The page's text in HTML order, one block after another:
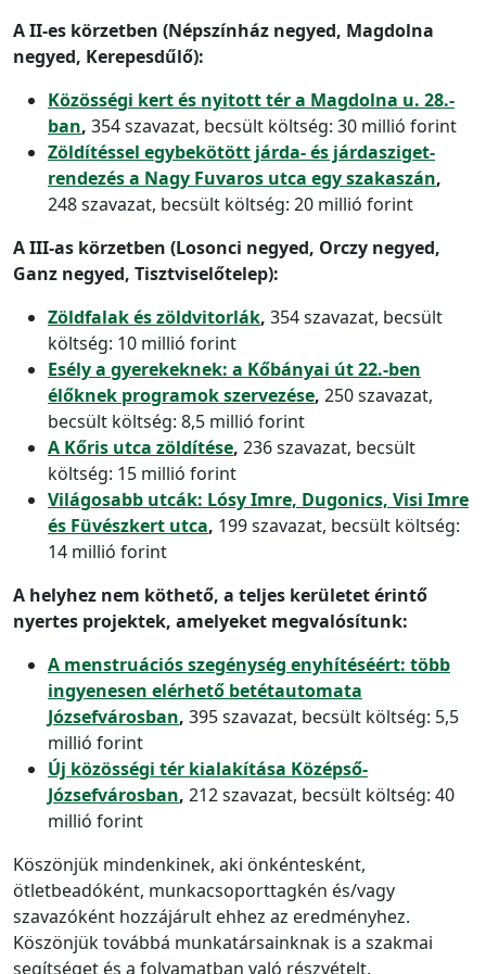
A II-es körzetben (Népszínház negyed, Magdolna
negyed, Kerepesdűlő):
Közösségi kert és nyitott tér a Magdolna u. 28.-
ban, 354 szavazat, becsült költség: 30 millió forint
Zöldítéssel egybekötött járda- és járdasziget-
rendezés a Nagy Fuvaros utca egy szakaszán,
248 szavazat, becsült költség: 20 millió forint
A III-as körzetben (Losonci negyed, Orczy negyed,
Ganz negyed, Tisztviselőtelep):
Zöldfalak és zöldvitorlák, 354 szavazat, becsült
költség: 10 millió forint
Esély a gyerekeknek: a Kőbányai út 22.-ben
élőknek programok szervezése, 250 szavazat,
becsült költség: 8,5 millió forint
A Kőris utca zöldítése, 236 szavazat, becsült
költség: 15 millió forint
Világosabb utcák: Lósy Imre, Dugonics, Visi Imre
és Füvészkert utca, 199 szavazat, becsült költség:
14 millió forint
A helyhez nem köthető, a teljes kerületet érintő
nyertes projektek, amelyeket megvalósítunk:
A menstruációs szegénység enyhítéséért: több
ingyenesen elérhető betétautomata
Józsefvárosban, 395 szavazat, becsült költség: 5,5
millió forint
Új közösségi tér kialakítása Középső-
Józsefvárosban, 212 szavazat, becsült költség: 40
millió forint
Köszönjük mindenkinek, aki önkéntesként,
ötletbeadóként, munkacsoporttagkén és/vagy
szavazóként hozzájárult ehhez az eredményhez.
Köszönjük továbbá munkatársainknak is a szakmai
segítséget és a folyamatban való részvételt.